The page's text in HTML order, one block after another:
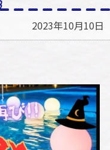
2023年10月10日